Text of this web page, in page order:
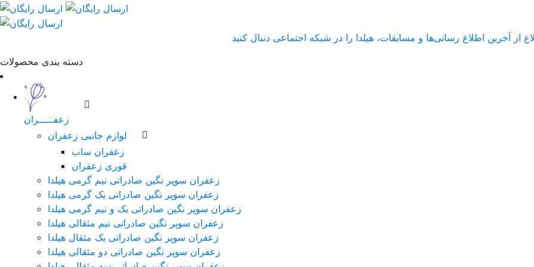
دسته بندی محصولات
زعفـــــران
لوازم جانبی زعفران
زعفران ساب
قوری زعفران
زعفران سوپر نگین صادراتی نیم گرمی هیلدا
زعفران سوپر نگین صادراتی یک گرمی هیلدا
زعفران سوپر نگین صادراتی یک و نیم گرمی هیلدا
زعفران سوپر نگین صادراتی نیم مثقالی هیلدا
زعفران سوپر نگین صادراتی یک مثقال هیلدا
زعفران سوپر نگین صادراتی دو مثقالی هیلدا